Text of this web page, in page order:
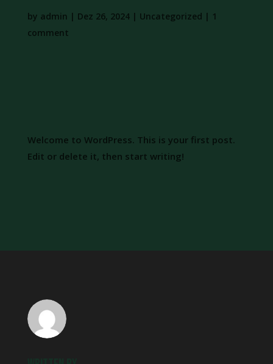
by admin | Dez 26, 2024| Uncategorized | 1
comment
Welcome to WordPress. This is your first post.
Edit or delete it, then start writing!